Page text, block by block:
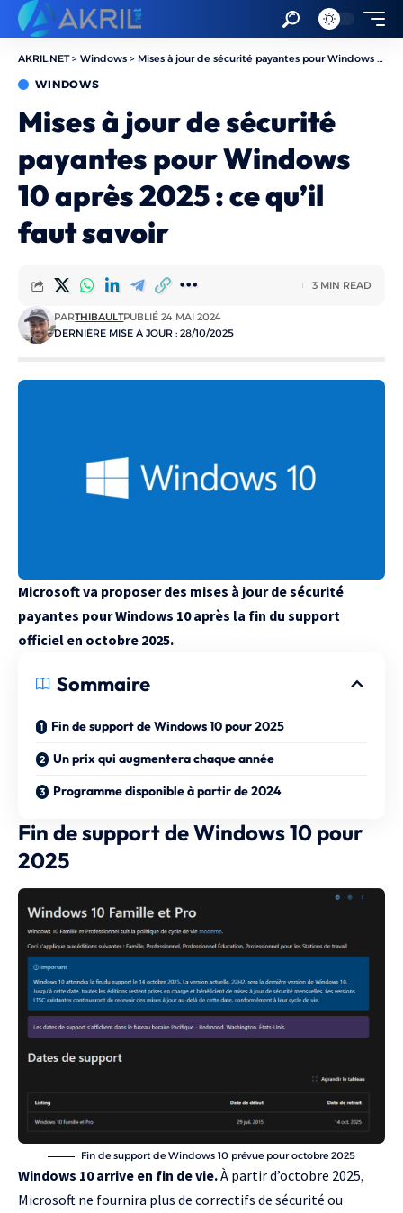
AKRIL.NET> Windows > Mises à jour de sécurité payantes pour Windows 10 après 2025 : ce qu’il faut savoir
WINDOWS
Mises à jour de sécurité
payantes pour Windows
10 après 2025 : ce qu’il
faut savoir
DERNIÈRE MISE À JOUR : 28/10/2025
PARTHIBAULTPUBLIÉ 24 MAI 2024
3 MIN READ
Microsoft va proposer des mises à jour de sécurité
payantes pour Windows 10 après la fin du support
officiel en octobre 2025.
Sommaire
Fin de support de Windows 10 pour 2025
Un prix qui augmentera chaque année
Programme disponible à partir de 2024
Fin de support de Windows 10 pour
2025
Fin de support de Windows 10 prévue pour octobre 2025
Windows 10 arrive en fin de vie.À partir d’octobre 2025,
Microsoft ne fournira plus de correctifs de sécurité ou